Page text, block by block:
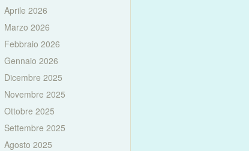
Aprile 2026
Marzo 2026
Febbraio 2026
Gennaio 2026
Dicembre 2025
Novembre 2025
Ottobre 2025
Settembre 2025
Agosto 2025